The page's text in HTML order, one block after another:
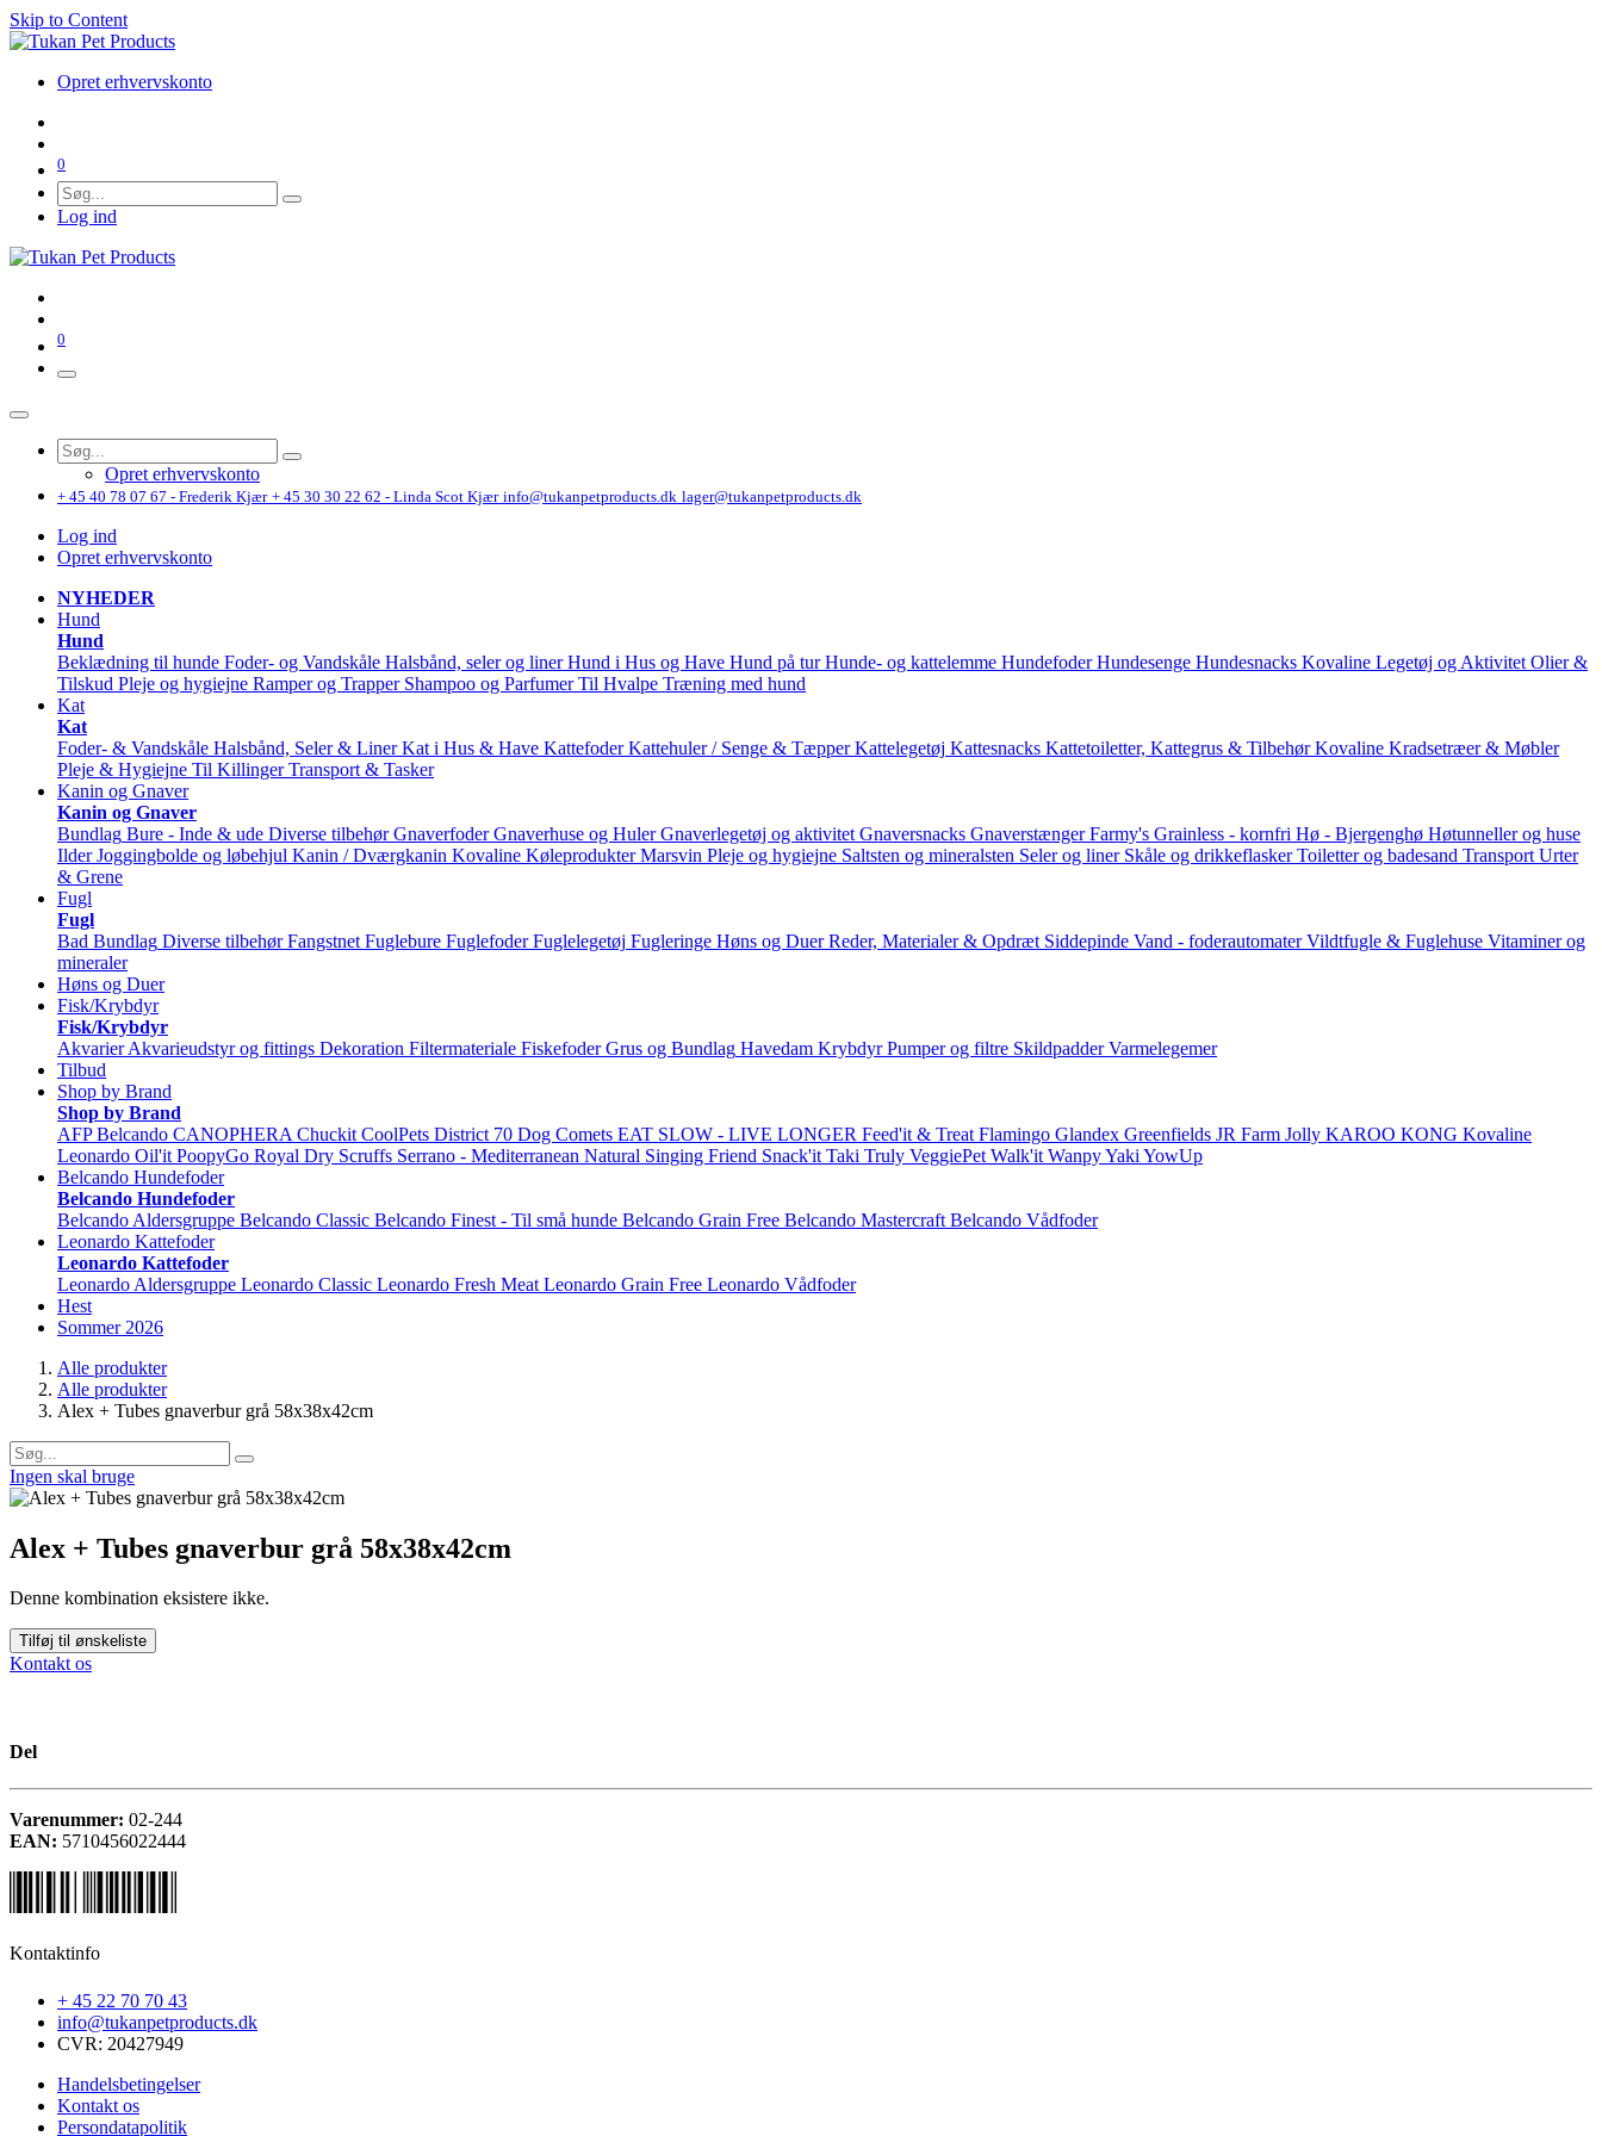
Skip to Content
Opret erhvervskonto
0
Log ind
0
Opret erhvervskonto
+ 45 40 78 07 67 - Frederik Kjær + 45 30 30 22 62 - Linda Scot Kjær info@tukanpetproducts.dk lager@tukanpetproducts.dk
Log ind
Opret erhvervskonto
NYHEDER
Hund
Hund
Beklædning til hunde Foder- og Vandskåle Halsbånd, seler og liner Hund i Hus og Have Hund på tur Hunde- og kattelemme Hundefoder Hundesenge Hundesnacks Kovaline Legetøj og Aktivitet Olier &
Tilskud Pleje og hygiejne Ramper og Trapper Shampoo og Parfumer Til Hvalpe Træning med hund
Kat
Kat
Foder- & Vandskåle Halsbånd, Seler & Liner Kat i Hus & Have Kattefoder Kattehuler / Senge & Tæpper Kattelegetøj Kattesnacks Kattetoiletter, Kattegrus & Tilbehør Kovaline Kradsetræer & Møbler
Pleje & Hygiejne Til Killinger Transport & Tasker
Kanin og Gnaver
Kanin og Gnaver
Bundlag Bure - Inde & ude Diverse tilbehør Gnaverfoder Gnaverhuse og Huler Gnaverlegetøj og aktivitet Gnaversnacks Gnaverstænger Farmy's Grainless - kornfri Hø - Bjergenghø Høtunneller og huse
Ilder Joggingbolde og løbehjul Kanin / Dværgkanin Kovaline Køleprodukter Marsvin Pleje og hygiejne Saltsten og mineralsten Seler og liner Skåle og drikkeflasker Toiletter og badesand Transport Urter
& Grene
Fugl
Fugl
Bad Bundlag Diverse tilbehør Fangstnet Fuglebure Fuglefoder Fuglelegetøj Fugleringe Høns og Duer Reder, Materialer & Opdræt Siddepinde Vand - foderautomater Vildtfugle & Fuglehuse Vitaminer og
mineraler
Høns og Duer
Fisk/Krybdyr
Fisk/Krybdyr
Akvarier Akvarieudstyr og fittings Dekoration Filtermateriale Fiskefoder Grus og Bundlag Havedam Krybdyr Pumper og filtre Skildpadder Varmelegemer
Tilbud
Shop by Brand
Shop by Brand
AFP Belcando CANOPHERA Chuckit CoolPets District 70 Dog Comets EAT SLOW - LIVE LONGER Feed'it & Treat Flamingo Glandex Greenfields JR Farm Jolly KAROO KONG Kovaline
Leonardo Oil'it PoopyGo Royal Dry Scruffs Serrano - Mediterranean Natural Singing Friend Snack'it Taki Truly VeggiePet Walk'it WanpyYaki YowUp
Belcando Hundefoder
Belcando Hundefoder
Belcando Aldersgruppe Belcando Classic Belcando Finest - Til små hunde Belcando Grain Free Belcando Mastercraft Belcando Vådfoder
Leonardo Kattefoder
Leonardo Kattefoder
Leonardo Aldersgruppe Leonardo Classic Leonardo Fresh Meat Leonardo Grain Free Leonardo Vådfoder
Hest
Sommer 2026
Alle produkter
Alle produkter
Alex + Tubes gnaverbur grå 58x38x42cm
Ingen skal bruge
Alex + Tubes gnaverbur grå 58x38x42cm
Denne kombination eksistere ikke.
Tilføj til ønskeliste
Kontakt os
Del
Varenummer: 02-244
EAN: 5710456022444
Kontaktinfo
+ 45 22 70 70 43
info@tukanpetproducts.dk
CVR: 20427949
Handelsbetingelser
Kontakt os
Persondatapolitik